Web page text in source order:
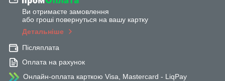
Ви отримаєте замовлення
або гроші повернуться на вашу картку
Детальніше
Післяплата
Оплата на рахунок
Онлайн-оплата карткою Visa, Mastercard - LiqPay